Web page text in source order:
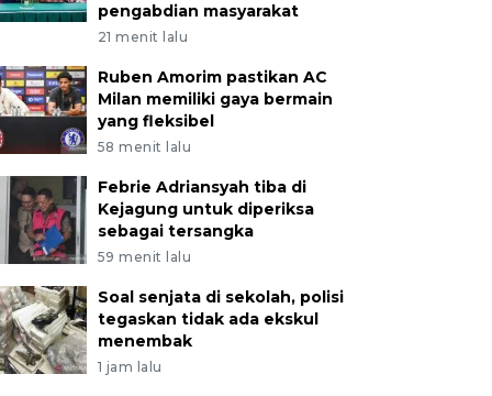
pengabdian masyarakat
21 menit lalu
Ruben Amorim pastikan AC
Milan memiliki gaya bermain
yang fleksibel
58 menit lalu
Febrie Adriansyah tiba di
Kejagung untuk diperiksa
sebagai tersangka
59 menit lalu
Soal senjata di sekolah, polisi
tegaskan tidak ada ekskul
menembak
1 jam lalu